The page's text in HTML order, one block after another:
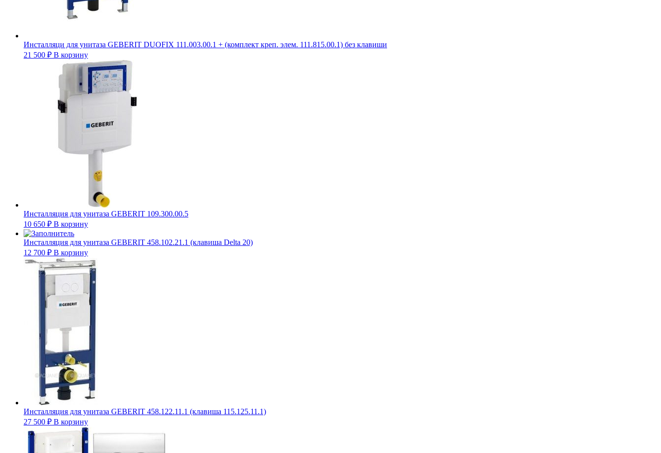
Инсталляци для унитаза GEBERIT DUOFIX 111.003.00.1 + (комплект креп. элем. 111.815.00.1) без клавиши
21 500 ₽ В корзину
Инсталляция для унитаза GEBERIT 109.300.00.5
10 650 ₽ В корзину
Инсталляция для унитаза GEBERIT 458.102.21.1 (клавиша Delta 20)
12 700 ₽ В корзину
Инсталляция для унитаза GEBERIT 458.122.11.1 (клавиша 115.125.11.1)
27 500 ₽ В корзину